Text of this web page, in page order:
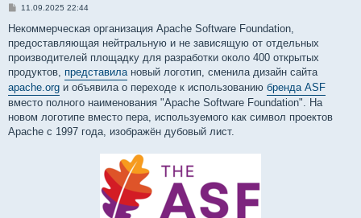
С
о
щ
е
и
е
11.09.2025 22:44
Некоммерческая организация Apache Software Foundation,
предоставляющая нейтральную и не зависящую от отдельных
производителей площадку для разработки около 400 открытых
продуктов, представилановый логотип, сменила дизайн сайта
apache.org и объявила о переходе к использованию бренда ASF
вместо полного наименования "Apache Software Foundation". На
новом логотипе вместо пера, используемого как символ проектов
Apache с 1997 года, изображён дубовый лист.